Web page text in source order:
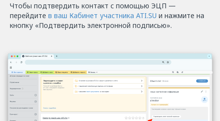
Чтобы подтвердить контакт с помощью ЭЦП —
перейдите в ваш Кабинет участника ATI.SU и нажмите на
кнопку «Подтвердить электронной подписью».